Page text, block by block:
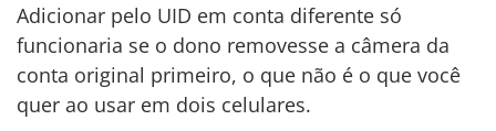
Adicionar pelo UID em conta diferente só
funcionaria se o dono removesse a câmera da
conta original primeiro, o que não é o que você
quer ao usar em dois celulares.